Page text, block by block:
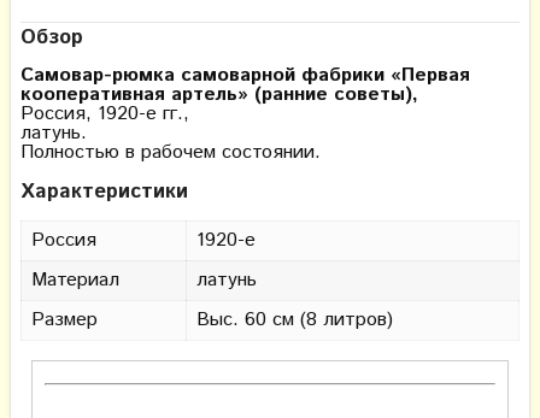
Обзор
Самовар-рюмка самоварной фабрики «Первая
кооперативная артель» (ранние советы),
Россия, 1920-е гг.,
латунь.
Полностью в рабочем состоянии.
Характеристики
Россия
1920-е
Материал
латунь
Размер
Выс. 60 см (8 литров)